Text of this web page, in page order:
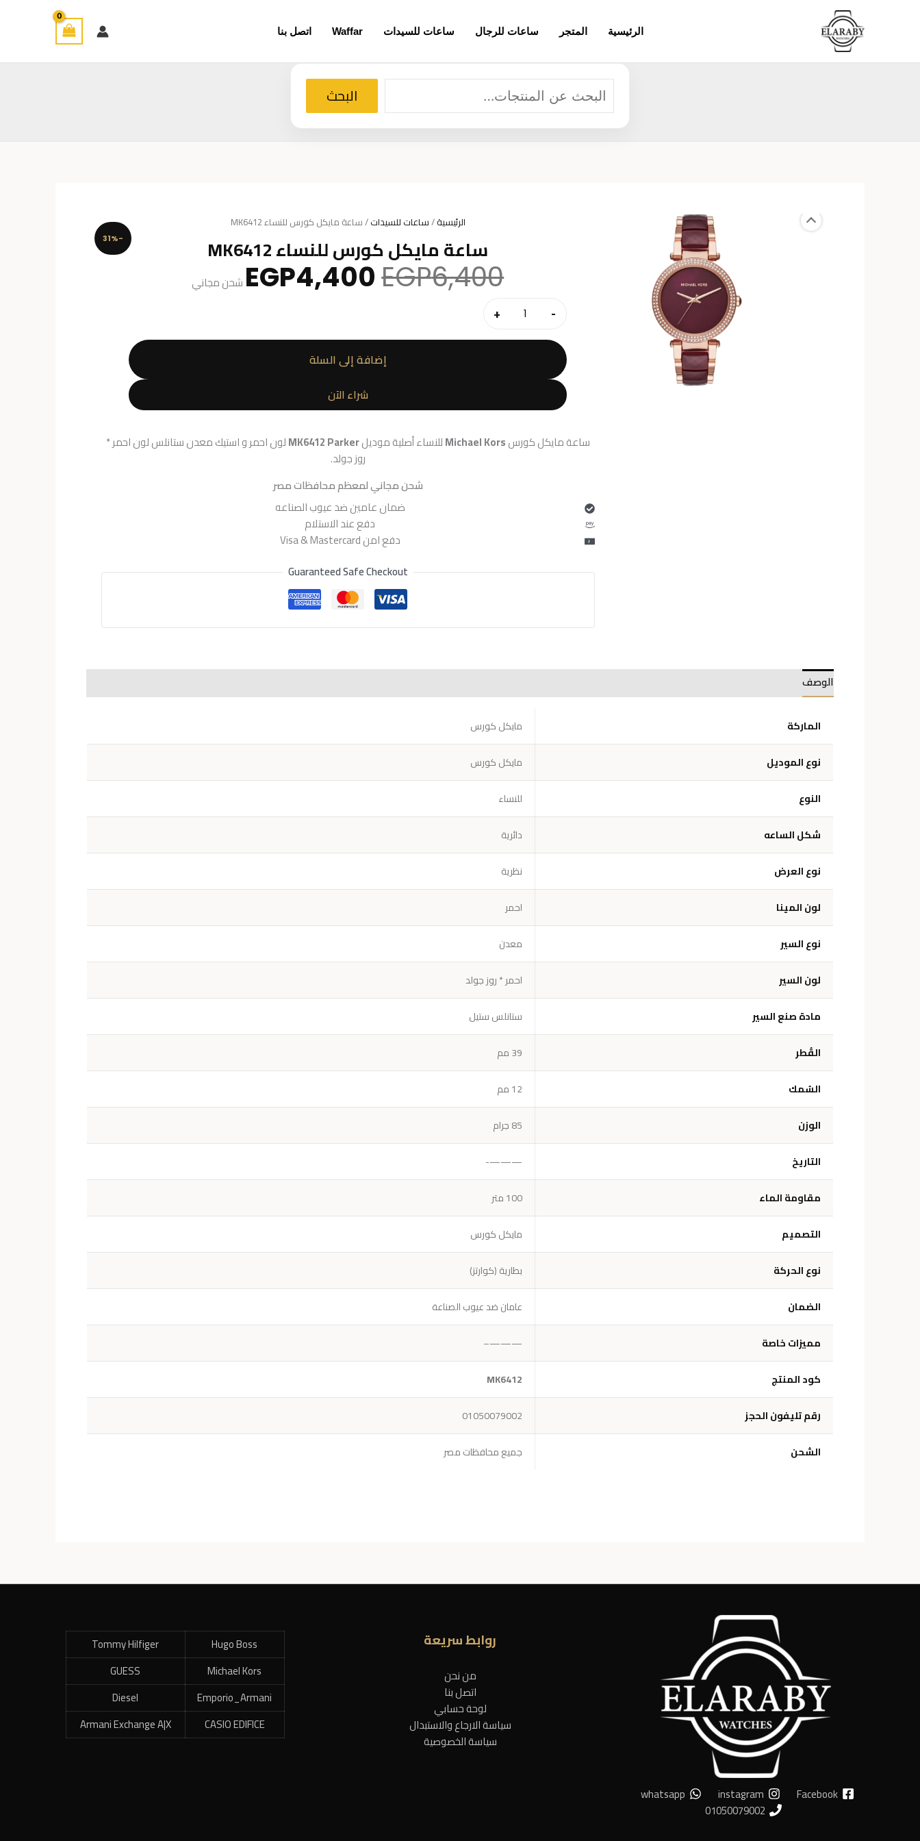
الرئيسية المتجر ساعات للرجال ساعات للسيدات Waffar اتصل بنا
البحث البحث
-31%
الرئيسية/ساعات للسيدات/ ساعة مايكل كورس للنساء MK6412
ساعة مايكل كورس للنساء MK6412
EGP6,400 السعر
الأصليEGP4,400 السعر
الحالي
شحن مجاني
-
كمية
ساعة
مايكل
كورس
للنساء
MK6412
+
إضافة إلى السلة
شراء الآن
ساعة مايكل كورس للنساء أصلية موديلMK6412 Parkerلون احمر و استيك معدن ستانلس لون احمر *
روز جولد.
شحن مجاني لمعظم محافظات مصر
ضمان عامين ضد عيوب الصناعه
دفع عند الاستلام
دفع امن Visa & Mastercard
Guaranteed Safe Checkout
الوصف
الماركة مايكل كورس
نوع الموديل مايكل كورس
النوع للنساء
شكل الساعه دائرية
نوع العرض نظرية
لون المينا احمر
نوع السير معدن
لون السير احمر * روز جولد
مادة صنع السير ستانلس ستيل
القُطر 39 مم
السُمك 12 مم
الوزن 85 جرام
التاريخ ———-
مقاومة الماء 100 متر
التصميم مايكل كورس
نوع الحركة بطارية (كوارتز)
الضمان عامان ضد عيوب الصناعة
مميزات خاصة ———–
كود المنتج MK6412
رقم تليفون الحجز 01050079002
الشحن جميع محافظات مصر
Facebook
instagram
whatsapp
01050079002
روابط سريعة
من نحن
اتصل بنا
لوحة حسابي
سياسة الارجاع والاستبدال
سياسة الخصوصية
Hugo Boss
Tommy Hilfiger
Michael Kors
GUESS
Emporio_Armani
Diesel
CASIO EDIFICE
Armani Exchange A|X